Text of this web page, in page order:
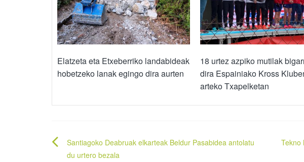
Elatzeta eta Etxeberriko landabideak
hobetzeko lanak egingo dira aurten
18 urtez azpiko mutilak
dira Espainiako Kross
arteko Txapelketan
Bidalketetan
Santiagoko Deabruak elkarteak Beldur Pasabidea antolatu
du urtero bezala
Tekno